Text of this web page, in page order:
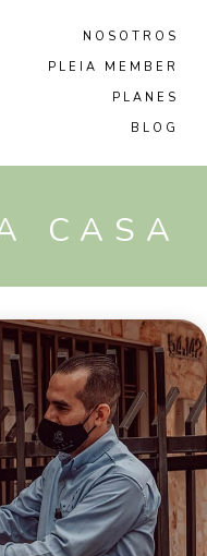
NOSOTROS
PLEIA MEMBER
PLANES
BLOG
CASA